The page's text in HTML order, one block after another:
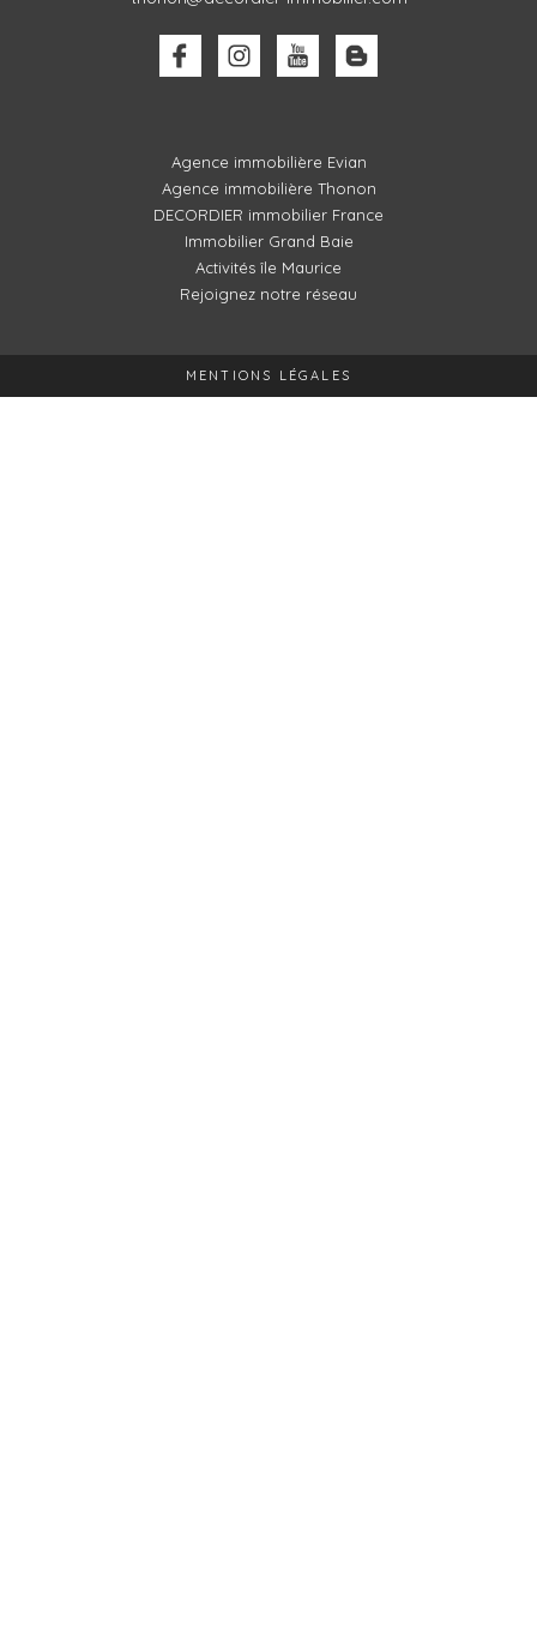
Agence immobilière Evian
Agence immobilière Thonon
DECORDIER immobilier France
Immobilier Grand Baie
Activités île Maurice
Rejoignez notre réseau
MENTIONS LÉGALES